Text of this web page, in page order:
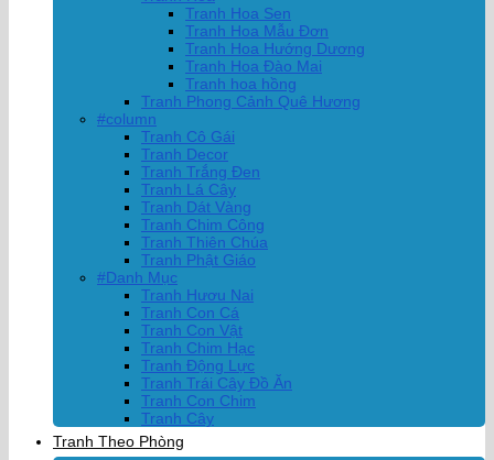
Tranh Hoa Sen
Tranh Hoa Mẫu Đơn
Tranh Hoa Hướng Dương
Tranh Hoa Đào Mai
Tranh hoa hồng
Tranh Phong Cảnh Quê Hương
#column
Tranh Cô Gái
Tranh Decor
Tranh Trắng Đen
Tranh Lá Cây
Tranh Dát Vàng
Tranh Chim Công
Tranh Thiên Chúa
Tranh Phật Giáo
#Danh Mục
Tranh Hươu Nai
Tranh Con Cá
Tranh Con Vật
Tranh Chim Hạc
Tranh Động Lực
Tranh Trái Cây Đồ Ăn
Tranh Con Chim
Tranh Cây
Tranh Theo Phòng